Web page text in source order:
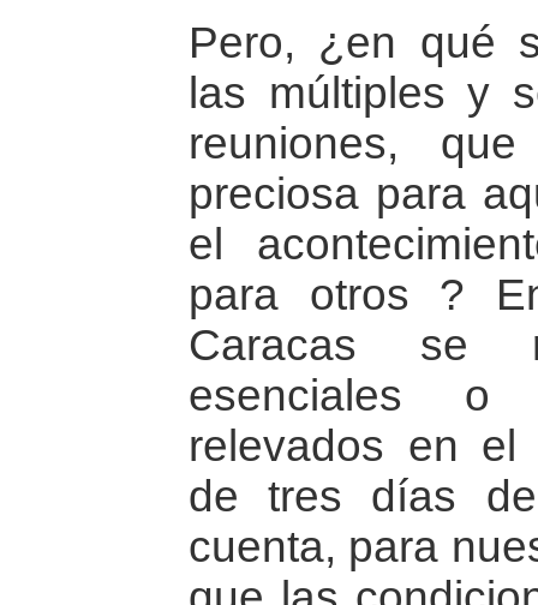
Pero, ¿en qué
las múltiples y
reuniones,
preciosa para
el
para otros ?
Caracas se
esenciales o
relevados en el
de tres días
cuenta, para